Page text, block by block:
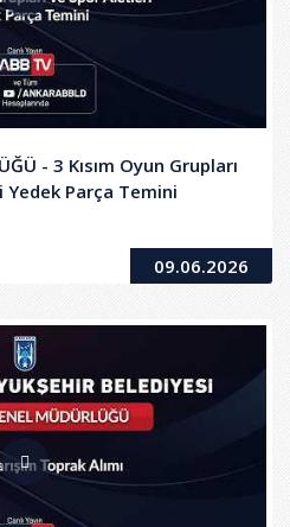
- 3 Kısım Oyun Grupları
Parça Temini
09.06.2026